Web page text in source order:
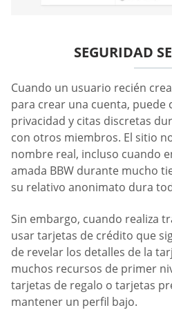
SEGURIDAD
Cuando un usuario recién
para crear una cuenta, puede
privacidad y citas discretas
con otros miembros. El sitio
nombre real, incluso cuando
amada BBW durante mucho
su relativo anonimato dura
Sin embargo, cuando realiza
usar tarjetas de crédito que
de revelar los detalles de la
muchos recursos de primer
tarjetas de regalo o tarjetas
mantener un perfil bajo.